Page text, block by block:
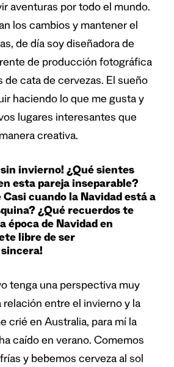
aventuras por todo el mundo.
los cambios y mantener el
de día soy diseñadora de
de producción fotográfica
de cata de cervezas. El sueño
haciendo lo que me gusta y
lugares interesantes que
creativa.
sin invierno! ¿Qué sientes
esta pareja inseparable?
cuando la Navidad está a
¿Qué recuerdos te
época de Navidad en
libre de ser
tenga una perspectiva muy
relación entre el invierno y la
crié en Australia, para mí la
caído en verano. Comemos
y bebemos cerveza al sol